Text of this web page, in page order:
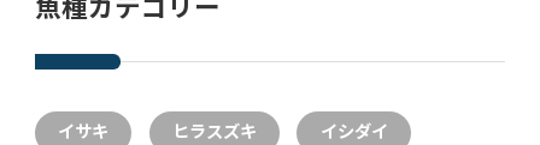
イサキ ヒラスズキ イシダイ